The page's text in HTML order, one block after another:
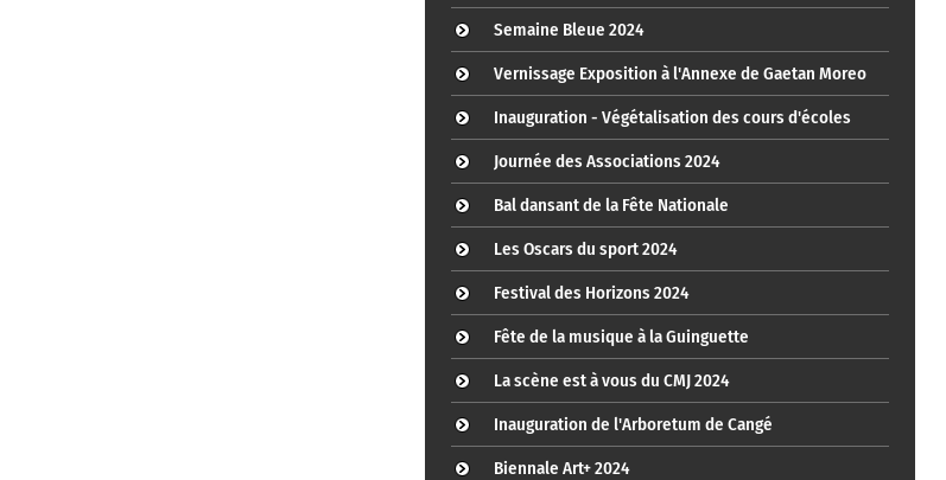
Semaine Bleue 2024
Vernissage Exposition à l'Annexe de Gaetan Moreo
Inauguration - Végétalisation des cours d'écoles
Journée des Associations 2024
Bal dansant de la Fête Nationale
Les Oscars du sport 2024
Festival des Horizons 2024
Fête de la musique à la Guinguette
La scène est à vous du CMJ 2024
Inauguration de l'Arboretum de Cangé
Biennale Art+ 2024